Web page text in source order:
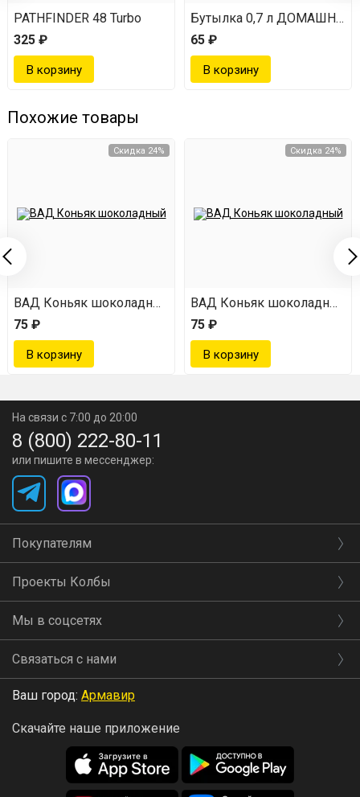
PATHFINDER 48 Turbo
325 ₽
Бутылка 0,7 л ДОМАШНЯЯ
65 ₽
Похожие товары
Скидка 24%
ВАД Коньяк шоколадный
75 ₽
Скидка 24%
ВАД Коньяк шоколадный
75 ₽
На связи с 7:00 до 20:00
8 (800) 222-80-11
или пишите в мессенджер:
Покупателям
Проекты Колбы
Мы в соцсетях
Связаться с нами
Ваш город: Армавир
Скачайте наше приложение